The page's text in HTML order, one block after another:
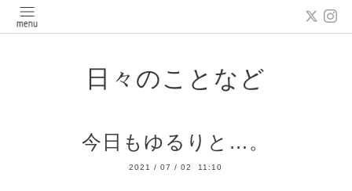
日々のことなど
今日もゆるりと…。
2021 /07 /02 11:10